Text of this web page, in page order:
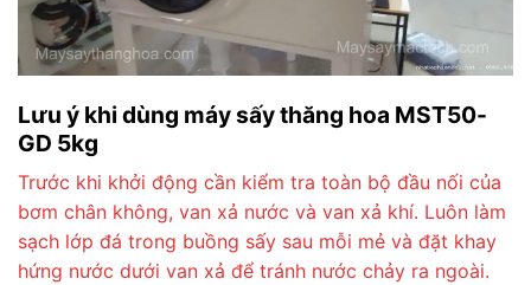
Lưu ý khi dùng máy sấy thăng hoa MST50-
GD 5kg
Trước khi khởi động cần kiểm tra toàn bộ đầu nối của
bơm chân không, van xả nước và van xả khí. Luôn làm
sạch lớp đá trong buồng sấy sau mỗi mẻ và đặt khay
hứng nước dưới van xả để tránh nước chảy ra ngoài.